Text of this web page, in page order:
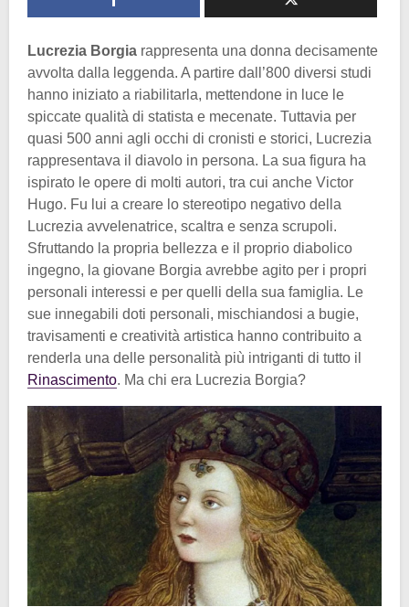
Lucrezia Borgia rappresenta una donna decisamente
avvolta dalla leggenda. A partire dall’800 diversi studi
hanno iniziato a riabilitarla, mettendone in luce le
spiccate qualità di statista e mecenate. Tuttavia per
quasi 500 anni agli occhi di cronisti e storici, Lucrezia
rappresentava il diavolo in persona. La sua figura ha
ispirato le opere di molti autori, tra cui anche Victor
Hugo. Fu lui a creare lo stereotipo negativo della
Lucrezia avvelenatrice, scaltra e senza scrupoli.
Sfruttando la propria bellezza e il proprio diabolico
ingegno, la giovane Borgia avrebbe agito per i propri
personali interessi e per quelli della sua famiglia. Le
sue innegabili doti personali, mischiandosi a bugie,
travisamenti e creatività artistica hanno contribuito a
renderla una delle personalità più intriganti di tutto il
Rinascimento. Ma chi era Lucrezia Borgia?